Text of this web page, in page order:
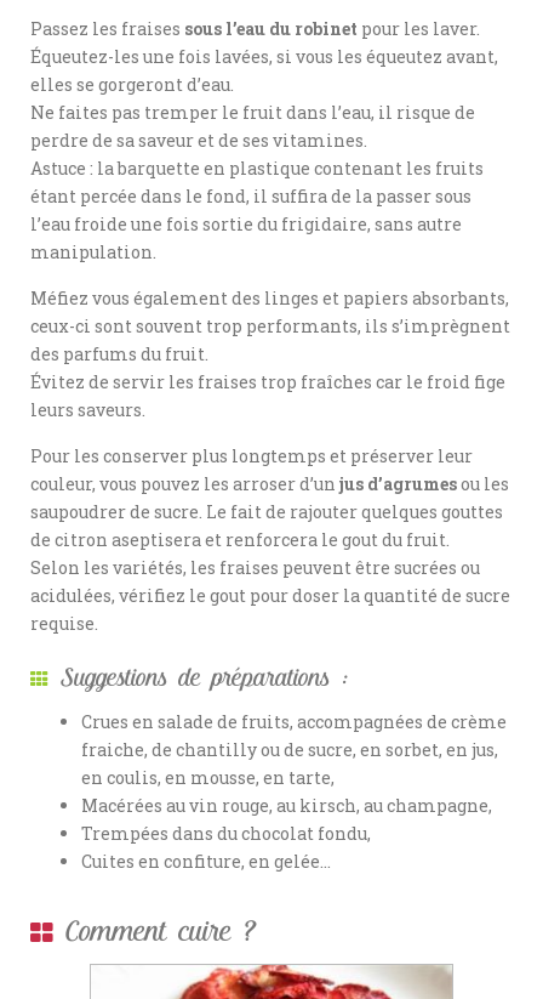
Passez les fraises sous l’eau du robinet pour les laver.
Équeutez-les une fois lavées, si vous les équeutez avant,
elles se gorgeront d’eau.
Ne faites pas tremper le fruit dans l’eau, il risque de
perdre de sa saveur et de ses vitamines.
Astuce : la barquette en plastique contenant les fruits
étant percée dans le fond, il suffira de la passer sous
l’eau froide une fois sortie du frigidaire, sans autre
manipulation.
Méfiez vous également des linges et papiers absorbants,
ceux-ci sont souvent trop performants, ils s’imprègnent
des parfums du fruit.
Évitez de servir les fraises trop fraîches car le froid fige
leurs saveurs.
Pour les conserver plus longtemps et préserver leur
couleur, vous pouvez les arroser d’un jus d’agrumesou les
saupoudrer de sucre. Le fait de rajouter quelques gouttes
de citron aseptisera et renforcera le gout du fruit.
Selon les variétés, les fraises peuvent être sucrées ou
acidulées, vérifiez le gout pour doser la quantité de sucre
requise.
Suggestions de préparations :
Crues en salade de fruits, accompagnées de crème
fraiche, de chantilly ou de sucre, en sorbet, en jus,
en coulis, en mousse, en tarte,
Macérées au vin rouge, au kirsch, au champagne,
Trempées dans du chocolat fondu,
Cuites en confiture, en gelée…
Comment cuire ?